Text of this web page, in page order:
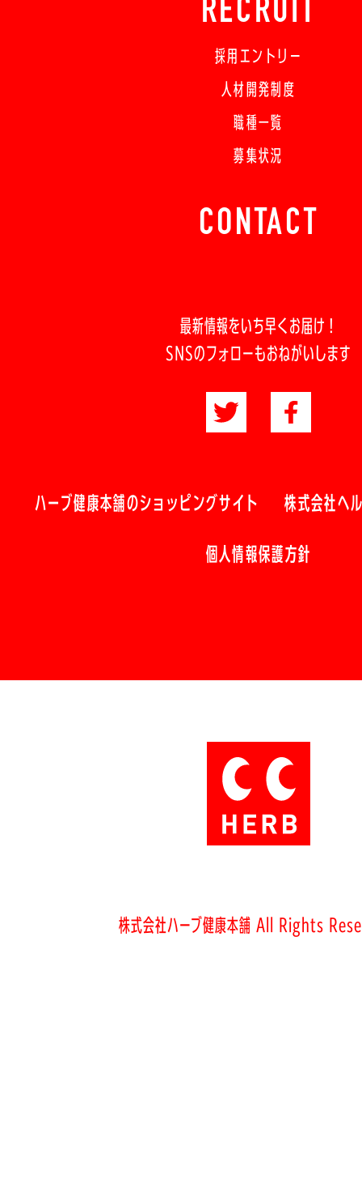
RECRUIT
採用エントリー
人材開発制度
職種一覧
募集状況
CONTACT
最新情報をいち早くお届け！
SNSのフォローもおねがいします
ハーブ健康本舗のショッピングサイト 株式会社ヘ
個人情報保護方針
株式会社ハーブ健康本舗 All Rights